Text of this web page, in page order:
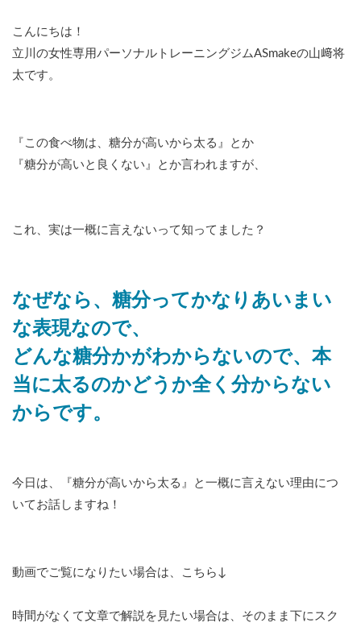
こんにちは！
立川の女性専用パーソナルトレーニングジムASmakeの山﨑将
太です。
『この食べ物は、糖分が高いから太る』とか
『糖分が高いと良くない』とか言われますが、
これ、実は一概に言えないって知ってました？
なぜなら、糖分ってかなりあいまい
な表現なので、
どんな糖分かがわからないので、本
当に太るのかどうか全く分からない
からです。
今日は、『糖分が高いから太る』と一概に言えない理由につ
いてお話しますね！
動画でご覧になりたい場合は、こちら↓
時間がなくて文章で解説を見たい場合は、そのまま下にスク